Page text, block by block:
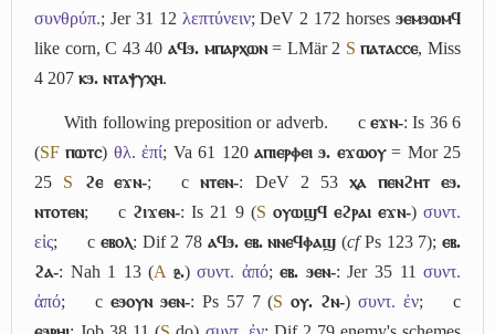
συνθρύπ.; Jer 31 12 λεπτύνειν; DeV 2 172 horsesϧⲉⲙϧⲱⲙϥ
like corn, C 43 40 ⲁϥϧ. ⲙⲡⲁⲣⲭⲱⲛ= LMär 2 S ⲡⲁⲧⲁⲥⲥⲉ, Miss
4 207 ⲕϧ. ⲛⲧⲁⲯⲩⲭⲏ.
With following preposition or adverb. cⲉϫⲛ-: Is 36 6
(SF ⲡⲱⲧⲥ) θλ. ἐπί; Va 61 120 ⲁⲡⲓⲉⲣⲫⲉⲓ ϧ. ⲉϫⲱⲟⲩ= Mor 25
25 S ϩⲉ ⲉϫⲛ-; cⲛⲧⲉⲛ-: DeV 2 53ⲭⲁ ⲡⲉⲛϩⲏⲧ ⲉϧ.
ⲛⲧⲟⲧⲉⲛ; c ϩⲓϫⲉⲛ-: Is 21 9 (S ⲟⲩⲱϣϥ ⲉϩⲣⲁⲓ ⲉϫⲛ-)συντ.
εἰς; c ⲉⲃⲟⲗ: Dif 2 78 ⲁϥϧ. ⲉⲃ. ⲛⲛⲉϥⲫⲁϣ (cfPs 123 7); ⲉⲃ.
ϩⲁ-: Nah 1 13 (A ⳉ.)συντ. ἀπό;ⲉⲃ. ϧⲉⲛ-: Jer 35 11συντ.
ἀπό; cⲉϧⲟⲩⲛ ϧⲉⲛ-: Ps 57 7 (S ⲟⲩ. ϩⲛ-)συντ. ἐν;
c